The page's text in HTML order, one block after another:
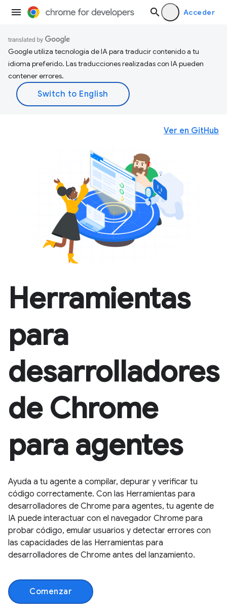
Acceder
Google utiliza tecnología de IA para traducir contenido a tu
idioma preferido. Las traducciones realizadas con IA pueden
contener errores.
Herramientas
para
desarrolladores
de Chrome
para agentes
Ayuda a tu agente a compilar, depurar y verificar tu
código correctamente. Con las Herramientas para
desarrolladores de Chrome para agentes, tu agente de
IA puede interactuar con el navegador Chrome para
probar código, emular usuarios y detectar errores con
las capacidades de las Herramientas para
desarrolladores de Chrome antes del lanzamiento.
Comenzar
Ver en GitHub